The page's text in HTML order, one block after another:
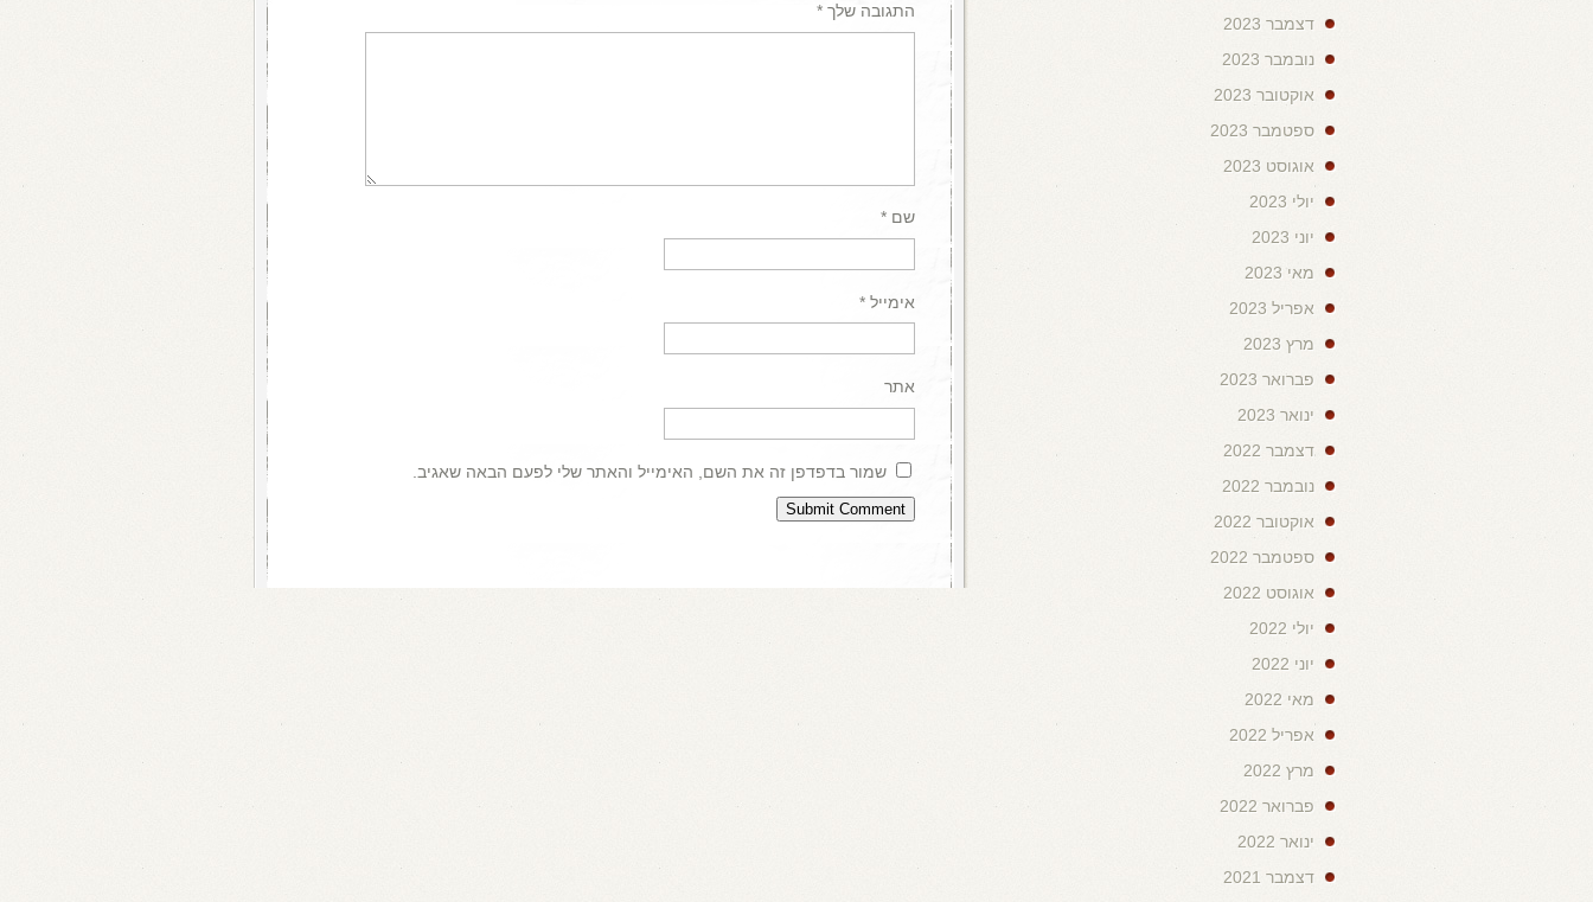
התגובה שלך *
שם *
אימייל *
אתר
שמור בדפדפן זה את השם, האימייל והאתר שלי לפעם הבאה שאגיב.
דצמבר 2023
נובמבר 2023
אוקטובר 2023
ספטמבר 2023
אוגוסט 2023
יולי 2023
יוני 2023
מאי 2023
אפריל 2023
מרץ 2023
פברואר 2023
ינואר 2023
דצמבר 2022
נובמבר 2022
אוקטובר 2022
ספטמבר 2022
אוגוסט 2022
יולי 2022
יוני 2022
מאי 2022
אפריל 2022
מרץ 2022
פברואר 2022
ינואר 2022
דצמבר 2021